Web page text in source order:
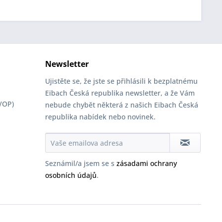
Newsletter
Ujistěte se, že jste se přihlásili k bezplatnému
Eibach Česká republika newsletter, a že Vám
nebude chybět některá z našich Eibach Česká
republika nabídek nebo novinek.
Seznámil/a jsem se s zásadami ochrany
osobních údajů.